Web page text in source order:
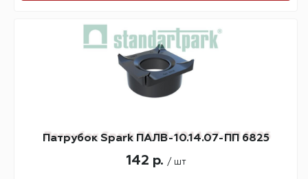
Патрубок Spark ПАЛВ-10.14.07-ПП 6825
142 р. / шт